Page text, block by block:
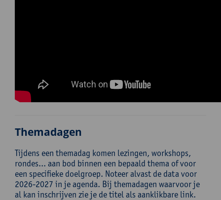
Themadagen
Tijdens een themadag komen lezingen, workshops,
rondes... aan bod binnen een bepaald thema of voor
een specifieke doelgroep. Noteer alvast de data voor
2026-2027 in je agenda. Bij themadagen waarvoor je
al kan inschrijven zie je de titel als aanklikbare link.